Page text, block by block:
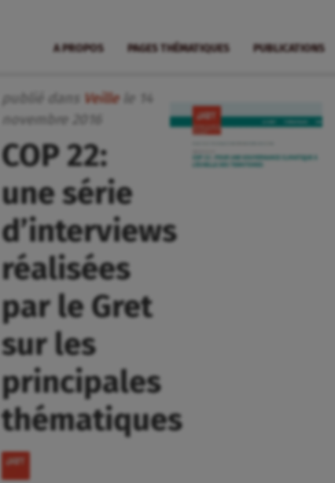
A PROPOS PAGES THÉMATIQUES PUBLICATIONS
publié dans Veille le
14
novembre
COP 22:
une série
d’interviews
réalisées
par le Gret
sur les
principales
thématiques